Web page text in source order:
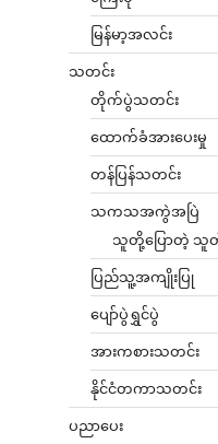
မြန်မာ့အလင်း
သတင်း
တိုက်ပွဲသတင်း
ထောက်ခံအားပေးမှု
တန်ပြန်သတင်း
သကသအကွဲအပြဲ
သူတို့ပြောတဲ့ သူ
ပြည်သူ့အကျိုးပြု
ပျော်ပွဲရွှင်ပွဲ
အားကစားသတင်း
နိုင်ငံတကာသတင်း
ပညာပေး